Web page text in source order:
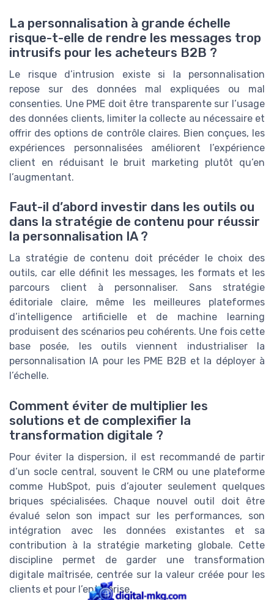
La personnalisation à grande échelle
risque-t-elle de rendre les messages trop
intrusifs pour les acheteurs B2B ?
Le risque d’intrusion existe si la personnalisation
repose sur des données mal expliquées ou mal
consenties. Une PME doit être transparente sur l’usage
des données clients, limiter la collecte au nécessaire et
offrir des options de contrôle claires. Bien conçues, les
expériences personnalisées améliorent l’expérience
client en réduisant le bruit marketing plutôt qu’en
l’augmentant.
Faut-il d’abord investir dans les outils ou
dans la stratégie de contenu pour réussir
la personnalisation IA ?
La stratégie de contenu doit précéder le choix des
outils, car elle définit les messages, les formats et les
parcours client à personnaliser. Sans stratégie
éditoriale claire, même les meilleures plateformes
d’intelligence artificielle et de machine learning
produisent des scénarios peu cohérents. Une fois cette
base posée, les outils viennent industrialiser la
personnalisation IA pour les PME B2B et la déployer à
l’échelle.
Comment éviter de multiplier les
solutions et de complexifier la
transformation digitale ?
Pour éviter la dispersion, il est recommandé de partir
d’un socle central, souvent le CRM ou une plateforme
comme HubSpot, puis d’ajouter seulement quelques
briques spécialisées. Chaque nouvel outil doit être
évalué selon son impact sur les performances, son
intégration avec les données existantes et sa
contribution à la stratégie marketing globale. Cette
discipline permet de garder une transformation
digitale maîtrisée, centrée sur la valeur créée pour les
clients et pour l’entreprise.